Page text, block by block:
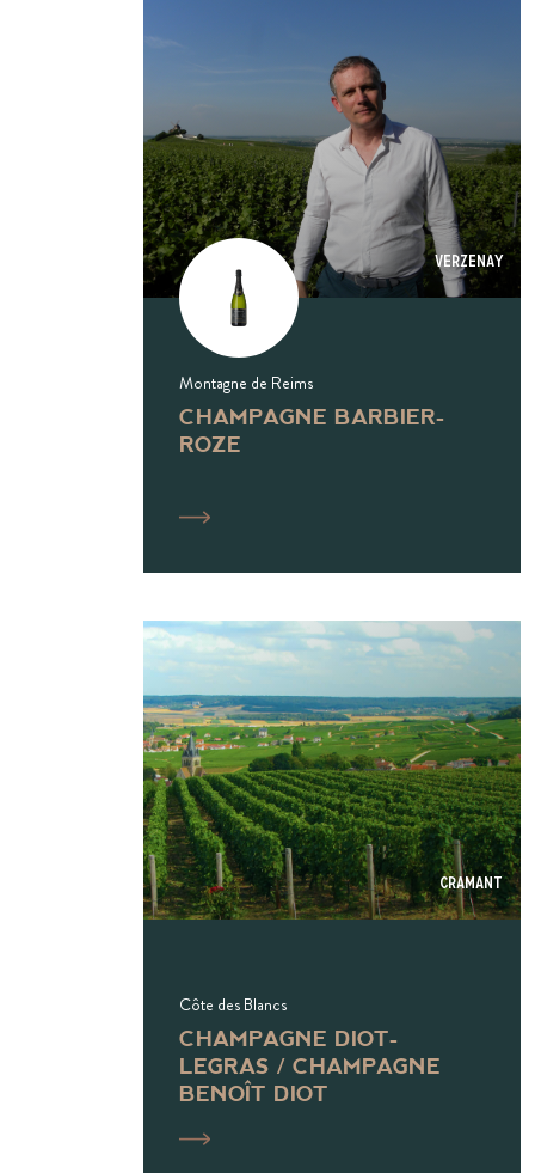
Verzenay
Montagne de Reims
CHAMPAGNE BARBIER-
ROZE
Cramant
Côte des Blancs
CHAMPAGNE DIOT-
LEGRAS / CHAMPAGNE
BENOÎT DIOT